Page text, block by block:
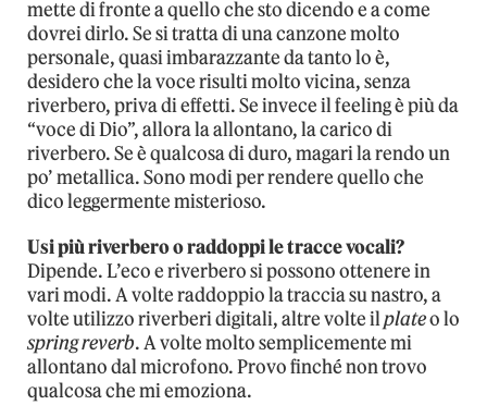
mette di fronte a quello che sto dicendo e a come
dovrei dirlo. Se si tratta di una canzone molto
personale, quasi imbarazzante da tanto lo è,
desidero che la voce risulti molto vicina, senza
riverbero, priva di effetti. Se invece il feeling è più da
“voce di Dio”, allora la allontano, la carico di
riverbero. Se è qualcosa di duro, magari la rendo un
po’ metallica. Sono modi per rendere quello che
dico leggermente misterioso.
Usi più riverbero o raddoppi le tracce vocali?
Dipende. L’eco e riverbero si possono ottenere in
vari modi. A volte raddoppio la traccia su nastro, a
volte utilizzo riverberi digitali, altre volte ilplateo lo
spring reverb. A volte molto semplicemente mi
allontano dal microfono. Provo finché non trovo
qualcosa che mi emoziona.